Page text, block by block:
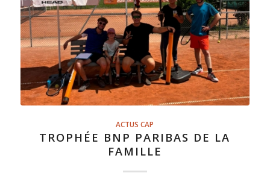
ACTUS CAP
TROPHÉE BNP PARIBAS DE LA
FAMILLE